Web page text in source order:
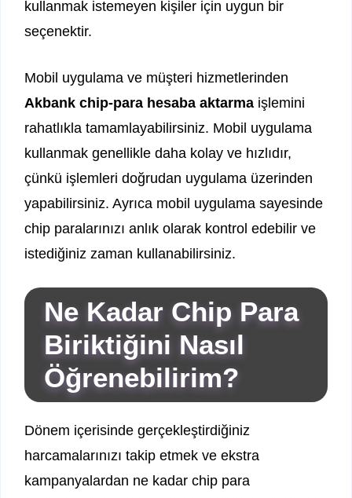
kullanmak istemeyen kişiler için uygun bir
seçenektir.
Mobil uygulama ve müşteri hizmetlerinden
Akbank chip-para hesaba aktarma işlemini
rahatlıkla tamamlayabilirsiniz. Mobil uygulama
kullanmak genellikle daha kolay ve hızlıdır,
çünkü işlemleri doğrudan uygulama üzerinden
yapabilirsiniz. Ayrıca mobil uygulama sayesinde
chip paralarınızı anlık olarak kontrol edebilir ve
istediğiniz zaman kullanabilirsiniz.
Ne Kadar Chip Para
Biriktiğini Nasıl
Öğrenebilirim?
Dönem içerisinde gerçekleştirdiğiniz
harcamalarınızı takip etmek ve ekstra
kampanyalardan ne kadar chip para